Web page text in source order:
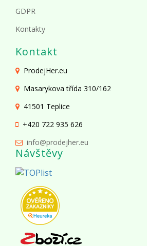
GDPR
Kontakty
Kontakt
ProdejHer.eu
Masarykova třída 310/162
41501 Teplice
+420 722 935 626
info@prodejher.eu
Návštěvy